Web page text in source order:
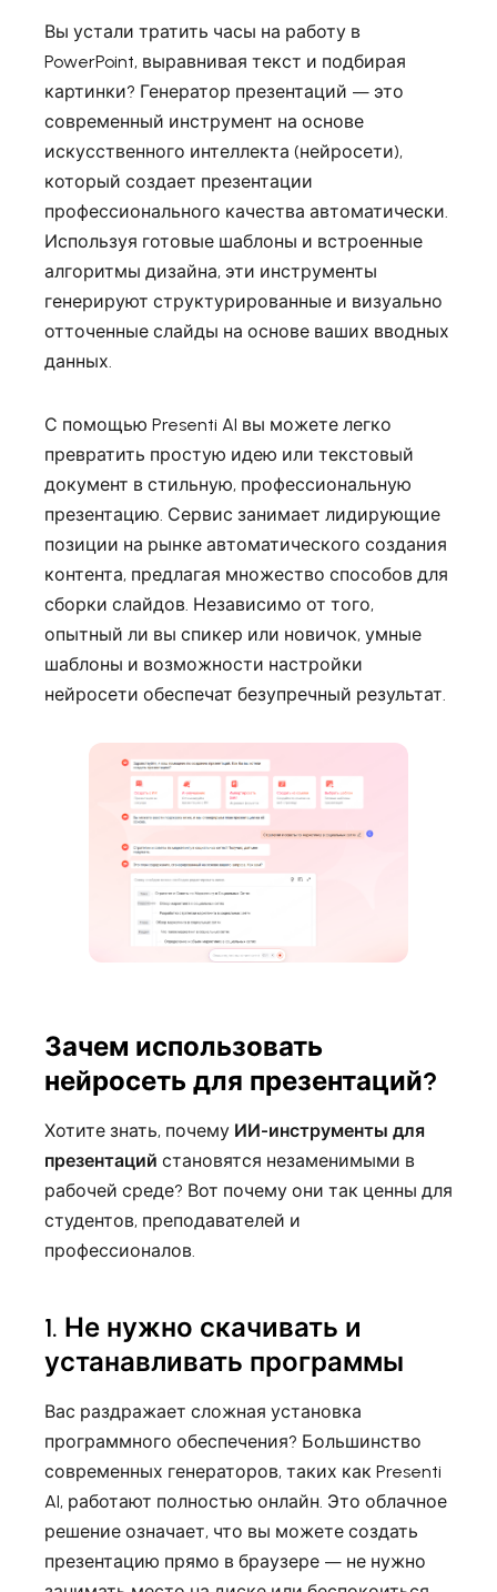
Вы устали тратить часы на работу в
PowerPoint, выравнивая текст и подбирая
картинки? Генератор презентаций — это
современный инструмент на основе
искусственного интеллекта (нейросети),
который создает презентации
профессионального качества автоматически.
Используя готовые шаблоны и встроенные
алгоритмы дизайна, эти инструменты
генерируют структурированные и визуально
отточенные слайды на основе ваших вводных
данных.
С помощью Presenti AI вы можете легко
превратить простую идею или текстовый
документ в стильную, профессиональную
презентацию. Сервис занимает лидирующие
позиции на рынке автоматического создания
контента, предлагая множество способов для
сборки слайдов. Независимо от того,
опытный ли вы спикер или новичок, умные
шаблоны и возможности настройки
нейросети обеспечат безупречный результат.
Зачем использовать
нейросеть для презентаций?
Хотите знать, почему ИИ-инструменты для
презентаций становятся незаменимыми в
рабочей среде? Вот почему они так ценны для
студентов, преподавателей и
профессионалов.
1. Не нужно скачивать и
устанавливать программы
Вас раздражает сложная установка
программного обеспечения? Большинство
современных генераторов, таких как Presenti
AI, работают полностью онлайн. Это облачное
решение означает, что вы можете создать
презентацию прямо в браузере — не нужно